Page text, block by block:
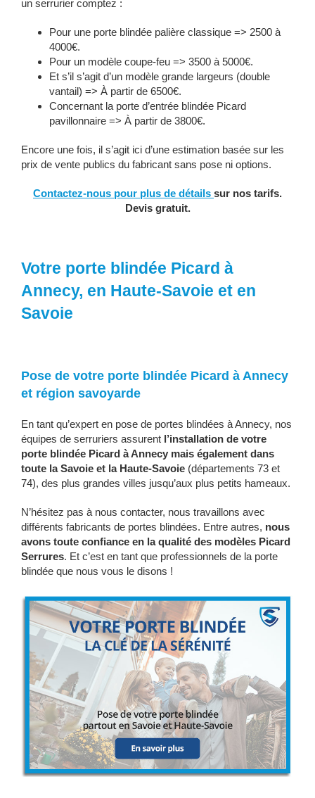
un serrurier comptez :
Pour une porte blindée palière classique => 2500 à
4000€.
Pour un modèle coupe-feu => 3500 à 5000€.
Et s’il s’agit d’un modèle grande largeurs (double
vantail) => À partir de 6500€.
Concernant la porte d’entrée blindée Picard
pavillonnaire => À partir de 3800€.
Encore une fois, il s’agit ici d’une estimation basée sur les
prix de vente publics du fabricant sans pose ni options.
Contactez-nous pour plus de détails sur nos tarifs.
Devis gratuit.
Votre porte blindée Picard à
Annecy, en Haute-Savoie et en
Savoie
Pose de votre porte blindée Picard à Annecy
et région savoyarde
En tant qu’expert en pose de portes blindées à Annecy, nos
équipes de serruriers assurent l’installation de votre
porte blindée Picard à Annecy mais également dans
toute la Savoie et la Haute-Savoie (départements 73 et
74), des plus grandes villes jusqu’aux plus petits hameaux.
N’hésitez pas à nous contacter, nous travaillons avec
différents fabricants de portes blindées. Entre autres, nous
avons toute confiance en la qualité des modèles Picard
Serrures. Et c’est en tant que professionnels de la porte
blindée que nous vous le disons !